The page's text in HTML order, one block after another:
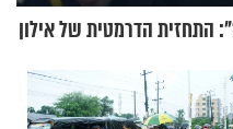
"לכסף לא תהיה משמעות ב-2036": התחזית הדרמטית של אילון